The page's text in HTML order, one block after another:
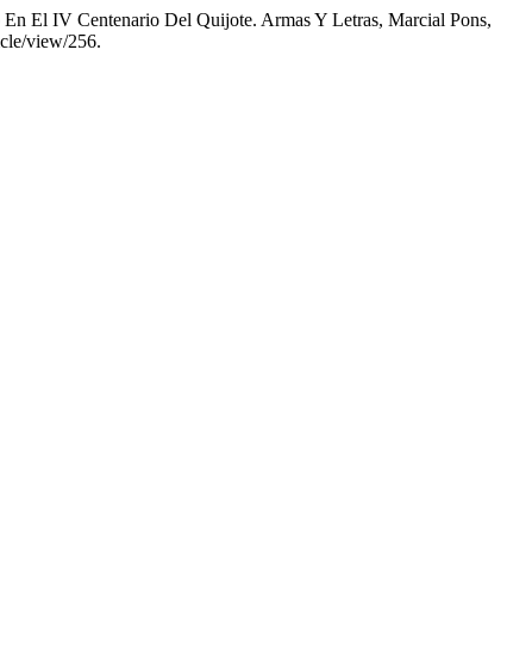
El IV Centenario Del Quijote. Armas Y Letras, Marcial Pons,
view/256.